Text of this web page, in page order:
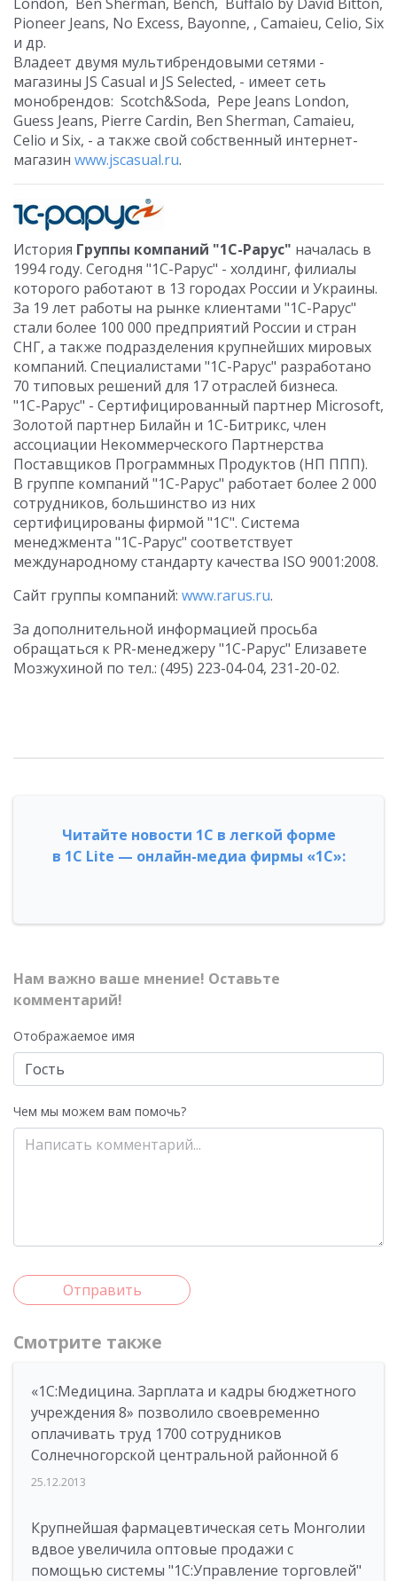
Pioneer Jeans, No Excess, Bayonne, , Camaieu, Celio, Six
и др.
Bладеет двумя мультибрендовыми сетями -
магазины JS Casual и JS Selected, - имеет сеть
монобрендов: Scotch&Soda, Pepe Jeans London,
Guess Jeans, Pierre Cardin, Ben Sherman, Camaieu,
Celio и Six, - а также свой собственный интернет-
магазин www.jscasual.ru.
История Группы компаний "1С-Рарус" началась в
1994 году. Сегодня "1С-Рарус" - холдинг, филиалы
которого работают в 13 городах России и Украины.
За 19 лет работы на рынке клиентами "1С-Рарус"
стали более 100 000 предприятий России и стран
СНГ, а также подразделения крупнейших мировых
компаний. Специалистами "1С-Рарус" разработано
70 типовых решений для 17 отраслей бизнеса.
"1С-Рарус" - Сертифицированный партнер Microsoft,
Золотой партнер Билайн и 1С-Битрикс, член
ассоциации Некоммерческого Партнерства
Поставщиков Программных Продуктов (НП ППП).
В группе компаний "1С-Рарус" работает более 2 000
сотрудников, большинство из них
сертифицированы фирмой "1С". Система
менеджмента "1С-Рарус" соответствует
международному стандарту качества ISO 9001:2008.
Сайт группы компаний: www.rarus.ru.
За дополнительной информацией просьба
обращаться к PR-менеджеру "1С-Рарус" Елизавете
Мозжухиной по тел.: (495) 223-04-04, 231-20-02.
Читайте новости 1С в легкой форме
в 1С Lite — онлайн-медиа фирмы «1С»:
Нам важно ваше мнение! Оставьте
комментарий!
Отображаемое имя
Чем мы можем вам помочь?
Отправить
Смотрите также
«1С:Медицина. Зарплата и кадры бюджетного
учреждения 8» позволило своевременно
оплачивать труд 1700 сотрудников
Солнечногорской центральной районной б
25.12.2013
Крупнейшая фармацевтическая сеть Монголии
вдвое увеличила оптовые продажи с
помощью системы "1С:Управление торговлей"